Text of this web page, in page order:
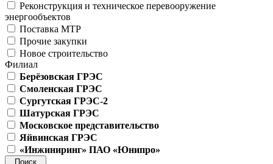
Реконструкция и техническое перевооружение
энергообъектов
Поставка МТР
Прочие закупки
Новое строительство
Филиал
Берёзовская ГРЭС
Смоленская ГРЭС
Сургутская ГРЭС-2
Шатурская ГРЭС
Московское представительство
Яйвинская ГРЭС
«Инжиниринг» ПАО «Юнипро»